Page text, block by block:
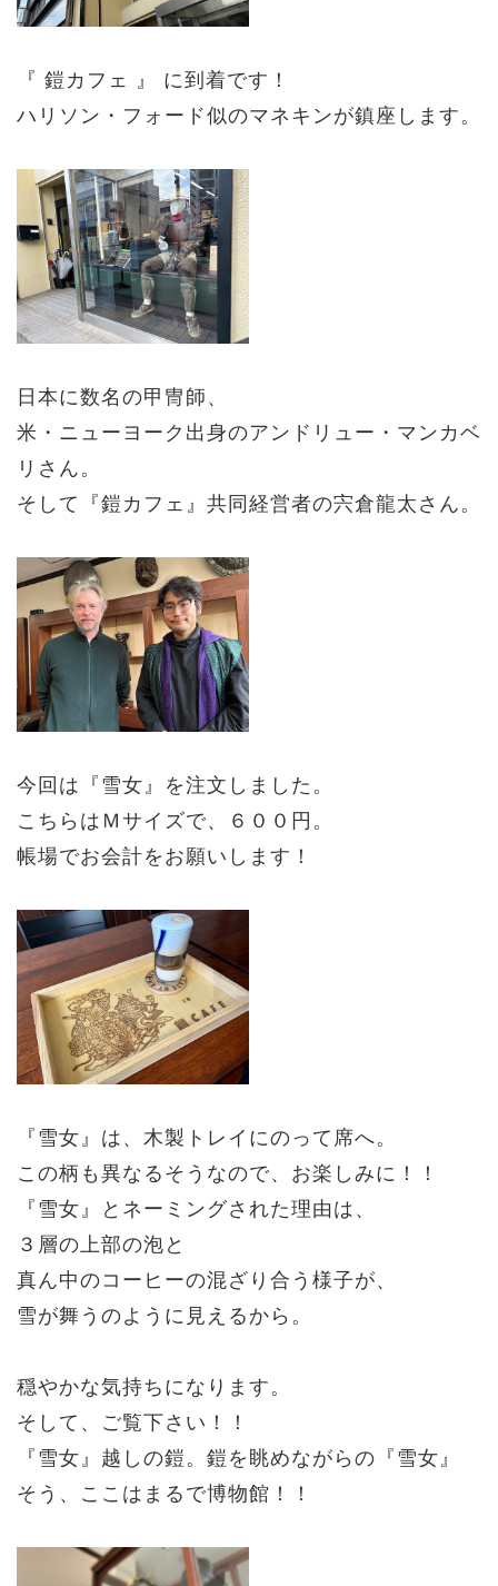
『 鎧カフェ 』 に到着です！
ハリソン・フォード似のマネキンが鎮座します。
日本に数名の甲冑師、
米・ニューヨーク出身のアンドリュー・マンカベ
リさん。
そして『鎧カフェ』共同経営者の宍倉龍太さん。
今回は『雪女』を注文しました。
こちらはＭサイズで、６００円。
帳場でお会計をお願いします！
『雪女』は、木製トレイにのって席へ。
この柄も異なるそうなので、お楽しみに！！
『雪女』とネーミングされた理由は、
３層の上部の泡と
真ん中のコーヒーの混ざり合う様子が、
雪が舞うのように見えるから。
穏やかな気持ちになります。
そして、ご覧下さい！！
『雪女』越しの鎧。鎧を眺めながらの 『雪女』
そう、ここはまるで博物館！！